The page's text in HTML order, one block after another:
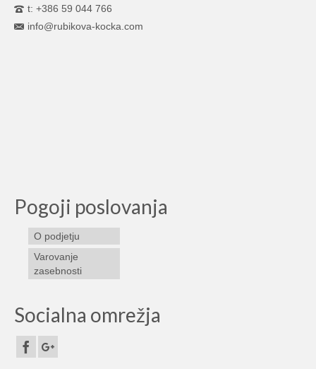
t: +386 59 044 766
info@rubikova-kocka.com
Pogoji poslovanja
O podjetju
Varovanje
zasebnosti
Socialna omrežja